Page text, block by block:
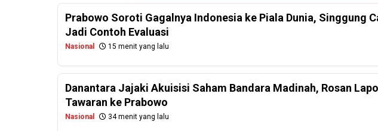
Prabowo Soroti Gagalnya Indonesia ke Piala Dunia, Singgung
Jadi Contoh Evaluasi
Nasional 15 menit yang lalu
Danantara Jajaki Akuisisi Saham Bandara Madinah, Rosan
Tawaran ke Prabowo
Nasional 34 menit yang lalu